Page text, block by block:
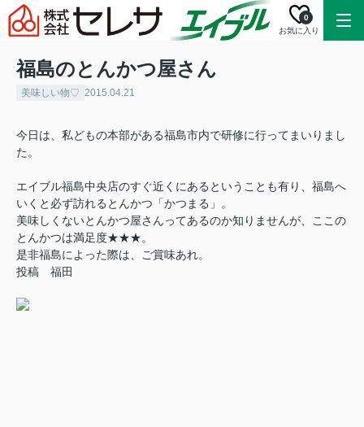
お気に入り
0
福島のとんかつ屋さん
美味しい物♡ 2015.04.21
今日は、私どもの本部がある福島市内で研修に行ってまいりまし
た。
エイブル福島中央店のすぐ近くにあるということも有り、福島へ
いくと必ず訪れるとんかつ「かつまる」。
美味しくないとんかつ屋さんってあるのか知りませんが、ここの
とんかつは満足度★★★。
是非福島によった際は、ご賞味あれ。
投稿 福田